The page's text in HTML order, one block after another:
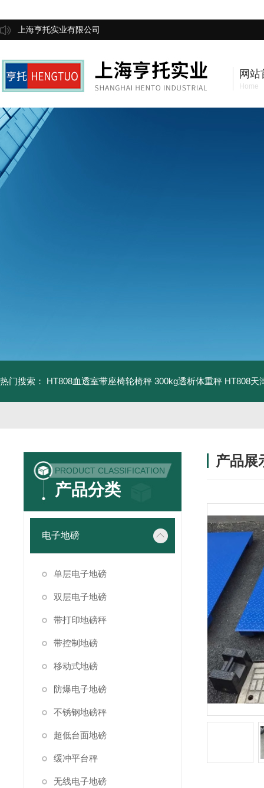
上海亨托实业有限公司
网站
Home
热门搜索： HT808血透室带座椅轮椅秤 300kg透析体重秤 HT808天
PRODUCT CLASSIFICATION
产品分类
电子地磅
单层电子地磅
双层电子地磅
带打印地磅秤
带控制地磅
移动式地磅
防爆电子地磅
不锈钢地磅秤
超低台面地磅
缓冲平台秤
无线电子地磅
产品展